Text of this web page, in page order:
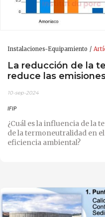
Instalaciones-Equipamiento
La reducción de la
reduce las
10-sep-2024
IFIP
¿Cuál es la influencia de la
de la termoneutralidad en
eficiencia ambiental?